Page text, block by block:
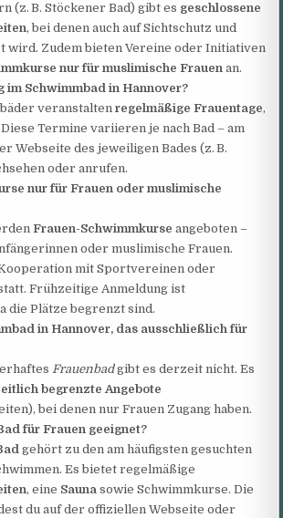
(z. B. Stöckener Bad) gibt es geschlossene
, bei denen auch auf Sichtschutz und
wird. Zudem bieten Vereine oder Initiativen
nur für muslimische Frauen an.
im Schwimmbad in Hannover?
veranstaltenregelmäßige Frauentage,
Termine variieren je nach Bad – am
Webseite des jeweiligen Bades (z. B.
oder anrufen.
nur für Frauen oder muslimische
Frauen-Schwimmkurse angeboten –
oder muslimische Frauen.
mit Sportvereinen oder
Frühzeitige Anmeldung ist
die Plätze begrenzt sind.
in Hannover, das ausschließlich für
Frauenbadgibt es derzeit nicht. Es
begrenzte Angebote
bei denen nur Frauen Zugang haben.
für Frauen geeignet?
gehört zu den am häufigsten gesuchten
Es bietet regelmäßige
, eine Sauna sowie Schwimmkurse. Die
du auf der offiziellen Webseite oder